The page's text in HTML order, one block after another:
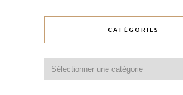
CATÉGORIES